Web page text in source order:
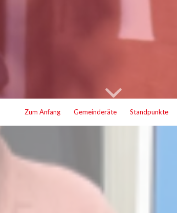
Zum Anfang Gemeinderäte Standpunkte